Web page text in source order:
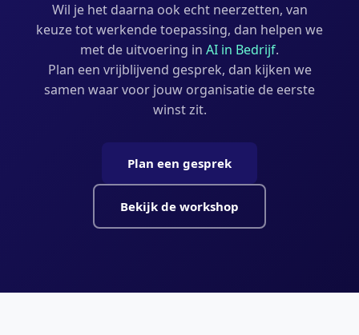
Wil je het daarna ook echt neerzetten, van
keuze tot werkende toepassing, dan helpen we
met de uitvoering in AI in Bedrijf.
Plan een vrijblijvend gesprek, dan kijken we
samen waar voor jouw organisatie de eerste
winst zit.
Plan een gesprek
Bekijk de workshop